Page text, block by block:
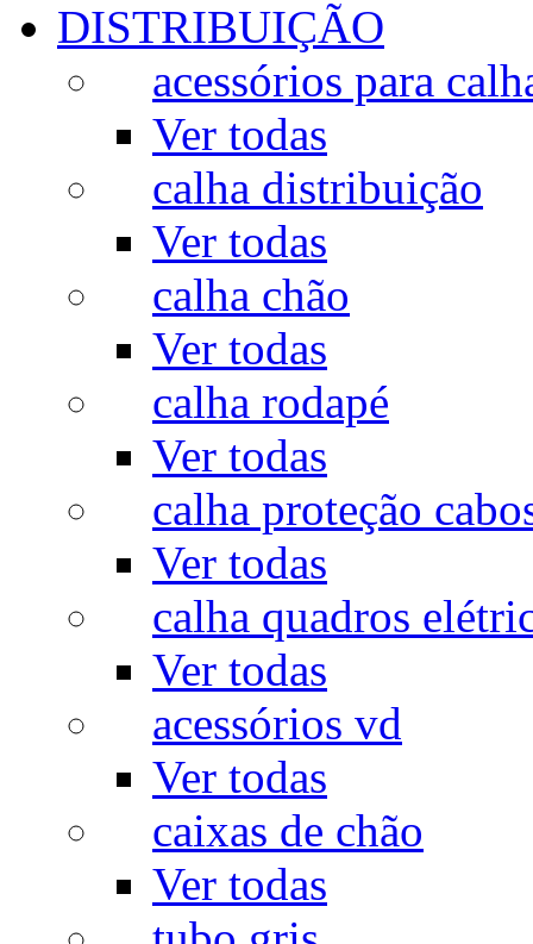
DISTRIBUIÇÃO
acessórios para
Ver todas
calha distribuição
Ver todas
calha chão
Ver todas
calha rodapé
Ver todas
calha proteção
Ver todas
calha quadros
Ver todas
acessórios vd
Ver todas
caixas de chão
Ver todas